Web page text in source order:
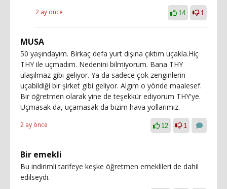
2 ay önce 14 1
MUSA
50 yaşındayım. Birkaç defa yurt dışına çıktım uçakla.Hiç
THY ile uçmadım. Nedenini bilmiyorum. Bana THY
ulaşılmaz gibi geliyor. Ya da sadece çok zenginlerin
uçabildiği bir şirket gibi geliyor. Algım o yönde maalesef.
Bir öğretmen olarak yine de teşekkür ediyorum THY'ye.
Uçmasak da, uçamasak da bizim hava yollarımız.
2 ay önce 12 1
Bir emekli
Bu indirimli tarifeye keşke öğretmen emeklileri de dahil
edilseydi.